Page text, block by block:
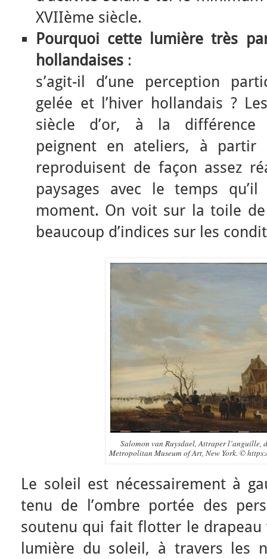
XVIIème siècle.
Pourquoi cette lumière très
hollandaises :
s’agit-il d’une perception
gelée et l’hiver hollandais ?
siècle d’or, à la différence
peignent en ateliers, à partir
reproduisent de façon assez
paysages avec le temps
moment. On voit sur la toile de
beaucoup d’indices sur les
Salomon van Ruysdael, Attraper l’anguille,
Metropolitan Museum of Art, New York. ©
Le soleil est nécessairement à
tenu de l’ombre portée des
soutenu qui fait flotter le drapeau
lumière du soleil, à travers les